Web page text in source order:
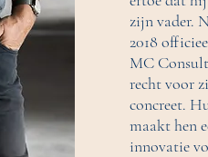
zijn vader.
2018
MC
recht voor
concreet.
maakt hen
innovatie